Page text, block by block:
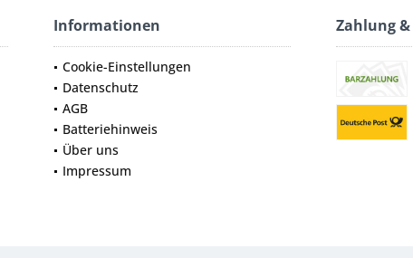
Informationen
Cookie-Einstellungen
Datenschutz
AGB
Batteriehinweis
Über uns
Impressum
Zahlung